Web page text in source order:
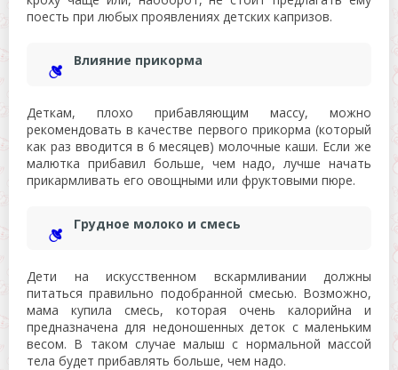
поесть при любых проявлениях детских капризов.
Влияние прикорма
Деткам, плохо прибавляющим массу, можно
рекомендовать в качестве первого прикорма (который
как раз вводится в 6 месяцев) молочные каши. Если же
малютка прибавил больше, чем надо, лучше начать
прикармливать его овощными или фруктовыми пюре.
Грудное молоко и смесь
Дети на искусственном вскармливании должны
питаться правильно подобранной смесью. Возможно,
мама купила смесь, которая очень калорийна и
предназначена для недоношенных деток с маленьким
весом. В таком случае малыш с нормальной массой
тела будет прибавлять больше, чем надо.